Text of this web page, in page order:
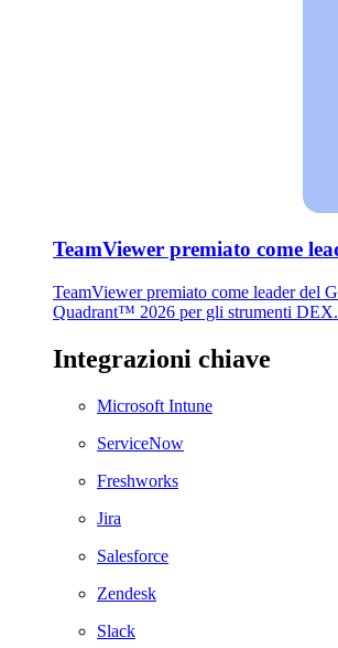
TeamViewer premiato come
TeamViewer premiato come leader del
Quadrant™ 2026 per gli strumenti DEX.
Integrazioni chiave
Microsoft Intune
ServiceNow
Freshworks
Jira
Salesforce
Zendesk
Slack